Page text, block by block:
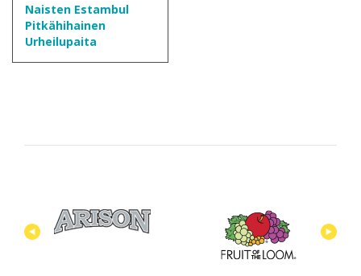
Naisten Estambul
Pitkähihainen
Urheilupaita